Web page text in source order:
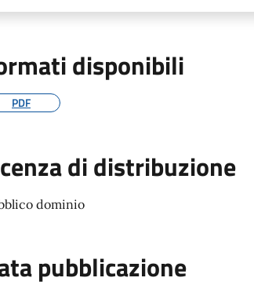
disponibili
PDF
di distribuzione
dominio
pubblicazione